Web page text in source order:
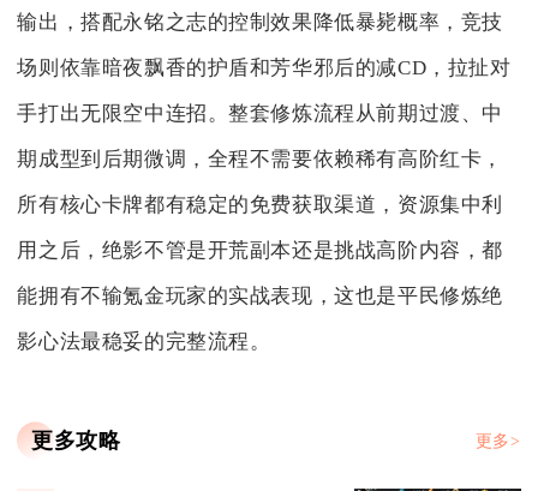
输出，搭配永铭之志的控制效果降低暴毙概率，竞技
场则依靠暗夜飘香的护盾和芳华邪后的减CD，拉扯对
手打出无限空中连招。整套修炼流程从前期过渡、中
期成型到后期微调，全程不需要依赖稀有高阶红卡，
所有核心卡牌都有稳定的免费获取渠道，资源集中利
用之后，绝影不管是开荒副本还是挑战高阶内容，都
能拥有不输氪金玩家的实战表现，这也是平民修炼绝
影心法最稳妥的完整流程。
更多攻略 更多>